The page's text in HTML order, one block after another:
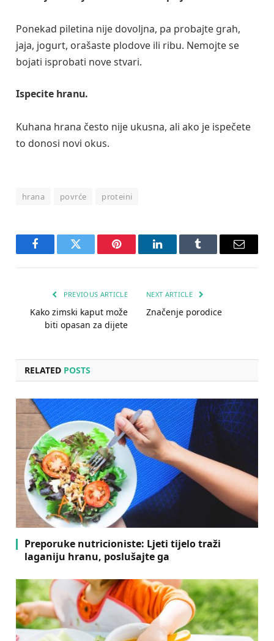
Ponekad piletina nije dovoljna, pa probajte grah,
jaja, jogurt, orašaste plodove ili ribu. Nemojte se
bojati isprobati nove stvari.
Ispecite hranu.
Kuhana hrana često nije ukusna, ali ako je ispečete
to donosi novi okus.
hrana povrće proteini
FacebookTwitter Pinterest LinkedInTumblr Email
PREVIOUS ARTICLE
Kako zimski kaput može
biti opasan za dijete
NEXT ARTICLE
Značenje porodice
RELATED POSTS
Preporuke nutricioniste: Ljeti tijelo traži
laganiju hranu, poslušajte ga